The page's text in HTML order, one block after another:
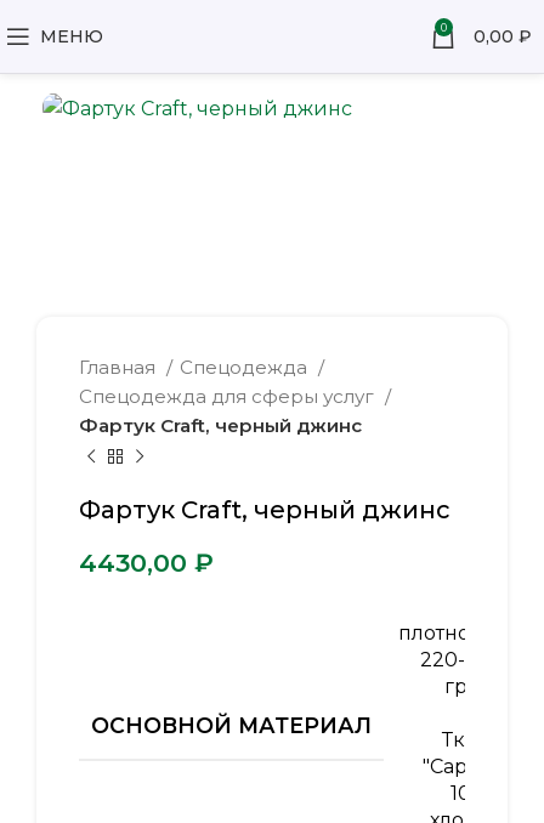
МЕНЮ 0 0,00 ₽
Главная
Спецодежда
Спецодежда для сферы услуг
Фартук Craft, черный джинс
Фартук Craft, черный джинс
₽
ОСНОВНОЙ МАТЕРИАЛ
плотность
220-250
гр/м2
Ткань
"Саржа"
100%